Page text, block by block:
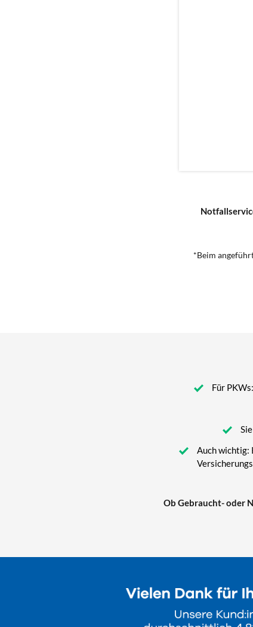
*Beim
Für
Auch wichtig:
Ob Gebraucht- oder